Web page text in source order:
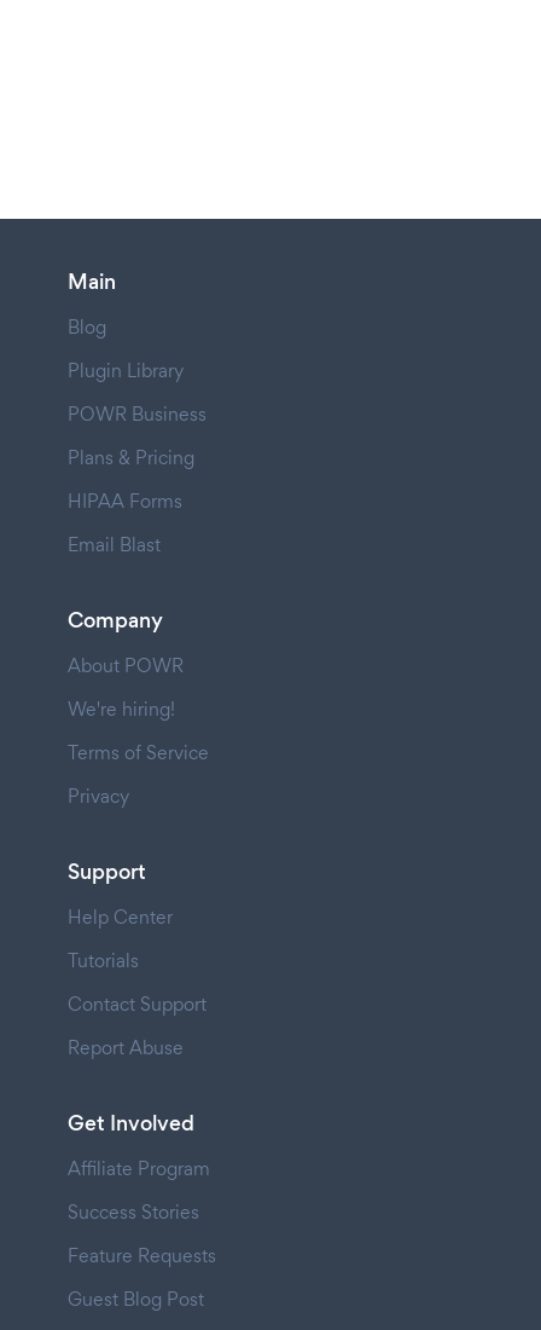
Main
Blog
Plugin Library
POWR Business
Plans & Pricing
HIPAA Forms
Email Blast
Company
About POWR
We're hiring!
Terms of Service
Privacy
Support
Help Center
Tutorials
Contact Support
Report Abuse
Get Involved
Affiliate Program
Success Stories
Feature Requests
Guest Blog Post